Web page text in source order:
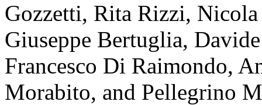
Gozzetti, Rita Rizzi,
Giuseppe Bertuglia,
Francesco Di Raimondo,
Morabito, and Pellegrino